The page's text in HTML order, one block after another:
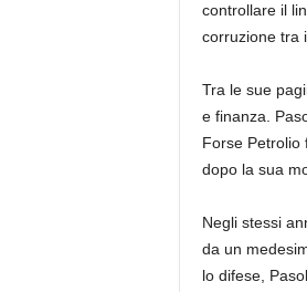
controllare il
corruzione tra
Tra le sue
e finanza.
Forse Petrolio
dopo la sua
Negli stessi
da un
lo difese,